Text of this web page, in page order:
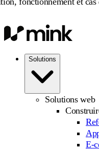
Solutions
Solutions web
E-